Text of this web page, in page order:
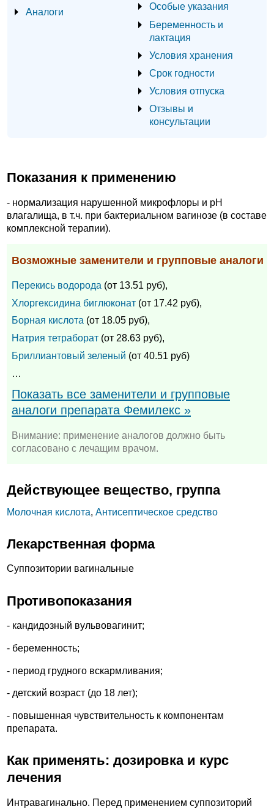
Аналоги
Особые указания
Беременность и
лактация
Условия хранения
Срок годности
Условия отпуска
Отзывы и
консультации
Показания к применению
- нормализация нарушенной микрофлоры и рН
влагалища, в т.ч. при бактериальном вагинозе (в составе
комплексной терапии).
Возможные заменители и групповые аналоги
Перекись водорода (от 13.51 руб),
Хлоргексидина биглюконат (от 17.42 руб),
Борная кислота (от 18.05 руб),
Натрия тетраборат (от 28.63 руб),
Бриллиантовый зеленый (от 40.51 руб)
…
Показать все заменители и групповые
аналоги препарата Фемилекс »
Внимание: применение аналогов должно быть
согласовано с лечащим врачом.
Действующее вещество, группа
Молочная кислота, Антисептическое средство
Лекарственная форма
Суппозитории вагинальные
Противопоказания
- кандидозный вульвовагинит;
- беременность;
- период грудного вскармливания;
- детский возраст (до 18 лет);
- повышенная чувствительность к компонентам
препарата.
Как применять: дозировка и курс
лечения
Интравагинально. Перед применением суппозиторий